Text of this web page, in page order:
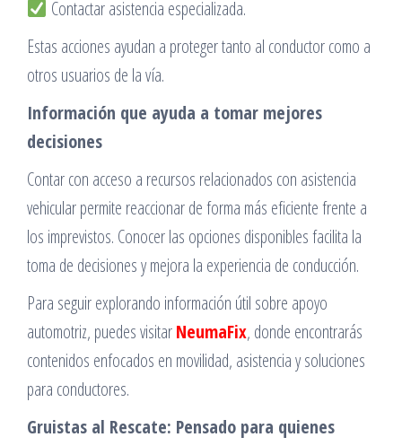
Contactar asistencia especializada.
Estas acciones ayudan a proteger tanto al conductor como a
otros usuarios de la vía.
Información que ayuda a tomar mejores
decisiones
Contar con acceso a recursos relacionados con asistencia
vehicular permite reaccionar de forma más eficiente frente a
los imprevistos. Conocer las opciones disponibles facilita la
toma de decisiones y mejora la experiencia de conducción.
Para seguir explorando información útil sobre apoyo
automotriz, puedes visitarNeumaFix, donde encontrarás
contenidos enfocados en movilidad, asistencia y soluciones
para conductores.
Gruistas al Rescate: Pensado para quienes